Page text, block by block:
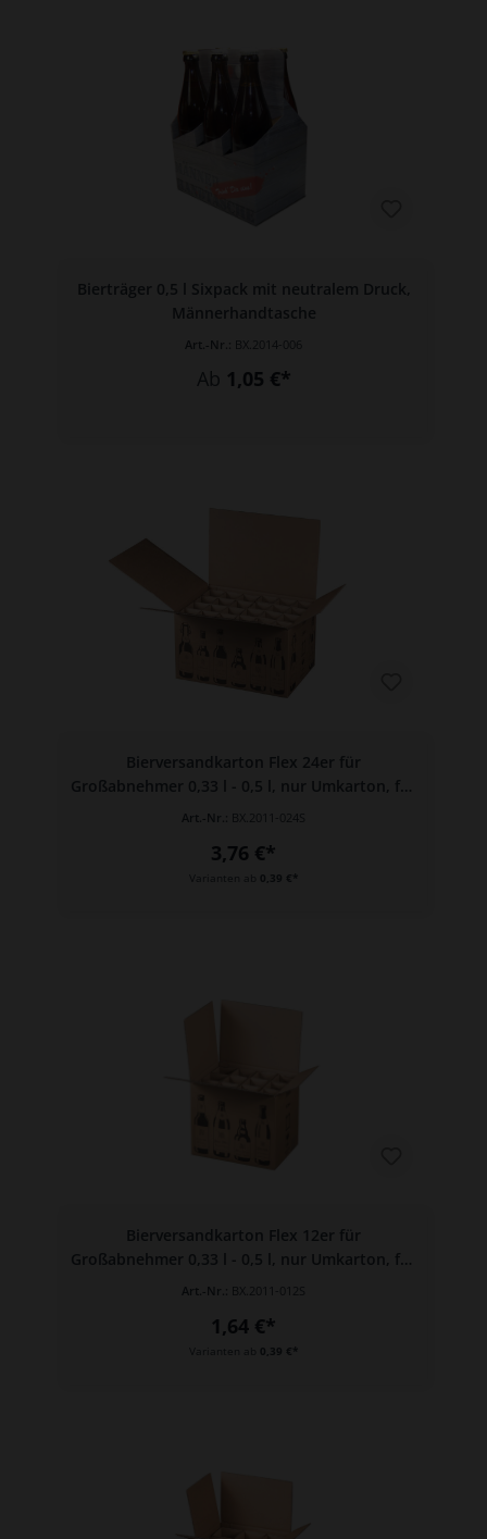
Bierträger 0,5 l Sixpack mit neutralem Druck,
Männerhandtasche
Art.-Nr.: BX.2014-006
Ab 1,05 €*
Bierversandkarton Flex 24er für
Großabnehmer 0,33 l - 0,5 l, nur Umkarton, für
24 Flaschen
Art.-Nr.: BX.2011-024S
3,76 €*
0,39 €*
Bierversandkarton Flex 12er für
Großabnehmer 0,33 l - 0,5 l, nur Umkarton, für
12 Flaschen
Art.-Nr.: BX.2011-012S
1,64 €*
0,39 €*